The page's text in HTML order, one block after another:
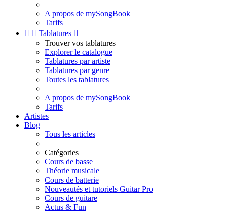
A propos de mySongBook
Tarifs
  Tablatures 
Trouver vos tablatures
Explorer le catalogue
Tablatures par artiste
Tablatures par genre
Toutes les tablatures
A propos de mySongBook
Tarifs
Artistes
Blog
Tous les articles
Catégories
Cours de basse
Théorie musicale
Cours de batterie
Nouveautés et tutoriels Guitar Pro
Cours de guitare
Actus & Fun